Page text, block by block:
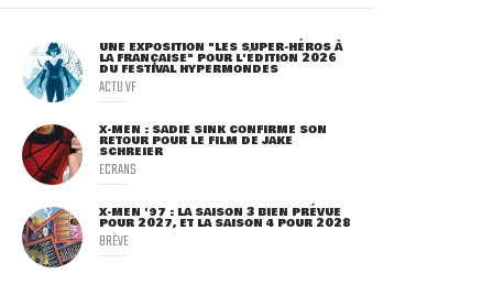
UNE EXPOSITION "LES SUPER-HÉROS À
LA FRANÇAISE" POUR L'ÉDITION 2026
DU FESTIVAL HYPERMONDES
ACTU VF
X-MEN : SADIE SINK CONFIRME SON
RETOUR POUR LE FILM DE JAKE
SCHREIER
ECRANS
X-MEN '97 : LA SAISON 3 BIEN PRÉVUE
POUR 2027, ET LA SAISON 4 POUR 2028
BRÈVE